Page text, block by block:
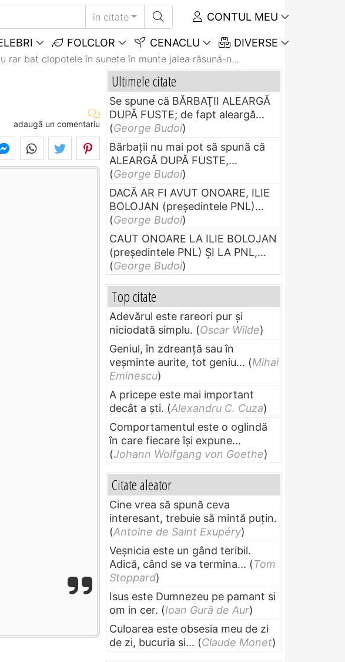
în citate CONTUL MEU
FOLCLOR CENACLU DIVERSE
rar bat clopotele în sunete în munte jalea răsună-n...
adaugă un comentariu
Ultimele citate
Se spune că BĂRBAŢII ALEARGĂ
DUPĂ FUSTE; de fapt aleargă...
(George Budoi)
Bărbaţii nu mai pot să spună că
ALEARGĂ DUPĂ FUSTE,...
(George Budoi)
DACĂ AR FI AVUT ONOARE, ILIE
BOLOJAN (preşedintele PNL)...
(George Budoi)
CAUT ONOARE LA ILIE BOLOJAN
(preşedintele PNL) ŞI LA PNL,...
(George Budoi)
Top citate
Adevărul este rareori pur și
niciodată simplu. (Oscar Wilde)
Geniul, în zdreanţă sau în
veşminte aurite, tot geniu... (Mihai
Eminescu)
A pricepe este mai important
decât a ști. (Alexandru C. Cuza)
Comportamentul este o oglindă
în care fiecare își expune...
(Johann Wolfgang von Goethe)
Citate aleator
Cine vrea să spună ceva
interesant, trebuie să mintă puțin.
(Antoine de Saint Exupéry)
Veșnicia este un gând teribil.
Adică, când se va termina... (Tom
Stoppard)
Isus este Dumnezeu pe pamant si
om in cer. (Ioan Gură de Aur)
Culoarea este obsesia meu de zi
de zi, bucuria si... (Claude Monet)